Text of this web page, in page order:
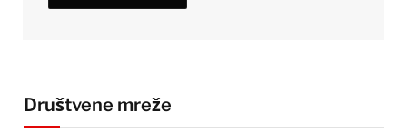
Društvene mreže